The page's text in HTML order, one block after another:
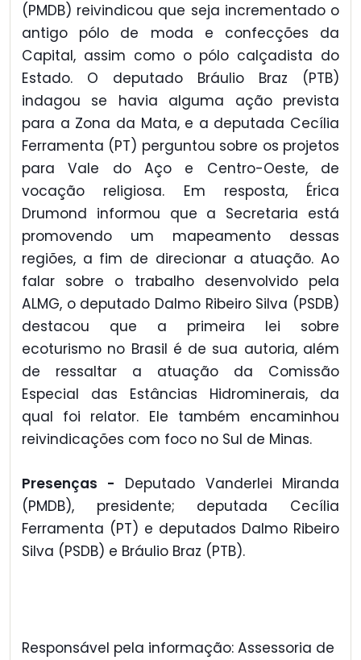
(PMDB) reivindicou que seja incrementado o
antigo pólo de moda e confecções da
Capital, assim como o pólo calçadista do
Estado. O deputado Bráulio Braz (PTB)
indagou se havia alguma ação prevista
para a Zona da Mata, e a deputada Cecília
Ferramenta (PT) perguntou sobre os projetos
para Vale do Aço e Centro-Oeste, de
vocação religiosa. Em resposta, Érica
Drumond informou que a Secretaria está
promovendo um mapeamento dessas
regiões, a fim de direcionar a atuação. Ao
falar sobre o trabalho desenvolvido pela
ALMG, o deputado Dalmo Ribeiro Silva (PSDB)
destacou que a primeira lei sobre
ecoturismo no Brasil é de sua autoria, além
de ressaltar a atuação da Comissão
Especial das Estâncias Hidrominerais, da
qual foi relator. Ele também encaminhou
reivindicações com foco no Sul de Minas.
Presenças - Deputado Vanderlei Miranda
(PMDB), presidente; deputada Cecília
Ferramenta (PT) e deputados Dalmo Ribeiro
Silva (PSDB) e Bráulio Braz (PTB).
Responsável pela informação: Assessoria de